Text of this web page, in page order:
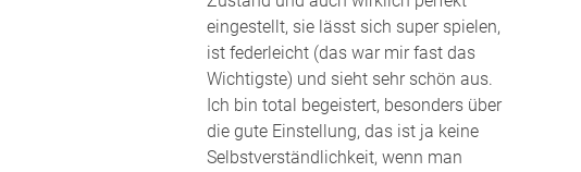
eingestellt, sie lässt sich super spielen,
ist federleicht (das war mir fast das
Wichtigste) und sieht sehr schön aus.
Ich bin total begeistert, besonders über
die gute Einstellung, das ist ja keine
Selbstverständlichkeit, wenn man